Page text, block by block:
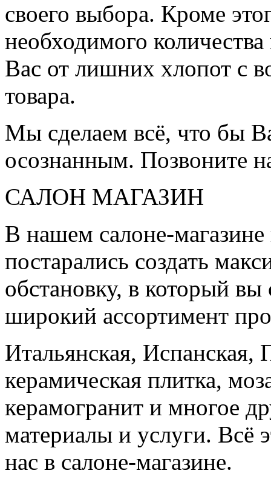
своего выбора. Кроме
необходимого
Вас от лишних хлопот с
товара.
Мы сделаем всё, что бы
осознанным. Позвоните
САЛОН МАГАЗИН
В нашем салоне-
постарались создать
обстановку, в который
широкий ассортимент
Итальянская, Испанская,
керамическая плитка,
керамогранит и многое
материалы и услуги. Всё
нас в салоне-магазине.